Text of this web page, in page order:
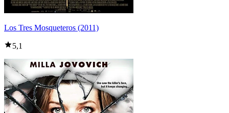
Los Tres Mosqueteros (2011)
5,1